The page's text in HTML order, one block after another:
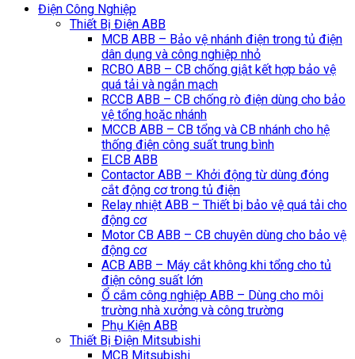
Điện Công Nghiệp
Thiết Bị Điện ABB
MCB ABB – Bảo vệ nhánh điện trong tủ điện
dân dụng và công nghiệp nhỏ
RCBO ABB – CB chống giật kết hợp bảo vệ
quá tải và ngắn mạch
RCCB ABB – CB chống rò điện dùng cho bảo
vệ tổng hoặc nhánh
MCCB ABB – CB tổng và CB nhánh cho hệ
thống điện công suất trung bình
ELCB ABB
Contactor ABB – Khởi động từ dùng đóng
cắt động cơ trong tủ điện
Relay nhiệt ABB – Thiết bị bảo vệ quá tải cho
động cơ
Motor CB ABB – CB chuyên dùng cho bảo vệ
động cơ
ACB ABB – Máy cắt không khi tổng cho tủ
điện công suất lớn
Ổ cắm công nghiệp ABB – Dùng cho môi
trường nhà xưởng và công trường
Phụ Kiện ABB
Thiết Bị Điện Mitsubishi
MCB Mitsubishi